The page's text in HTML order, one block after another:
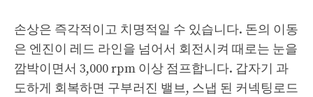
손상은 즉각적이고 치명적일 수 있습니다. 돈의 이동
은 엔진이 레드 라인을 넘어서 회전시켜 때로는 눈을
깜박이면서 3,000 rpm 이상 점프합니다. 갑자기 과
도하게 회복하면 구부러진 밸브, 스냅 된 커넥팅로드